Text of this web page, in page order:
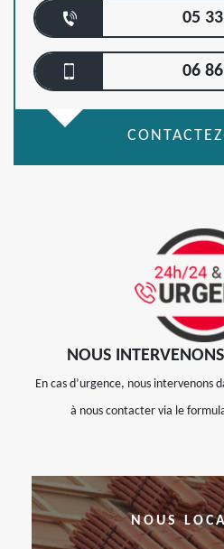
05
06
NOUS
En cas d’urgence, nous intervenons
à nous contacter via le
NOUS